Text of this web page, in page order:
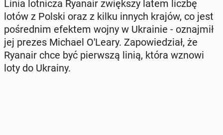
Linia lot­ni­cza Ryanair zwięk­szy latem liczbę
lotów z Polski oraz z kilku innych krajów, co jest
po­śred­nim efektem wojny w Ukra­inie - oznaj­mił
jej prezes Michael O'Leary. Za­po­wie­dział, że
Ryanair chce być pierw­szą linią, która wznowi
loty do Ukrainy.